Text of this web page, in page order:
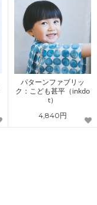
パターンファブリッ
ク：こども甚平（inkdo
t）
4,840円